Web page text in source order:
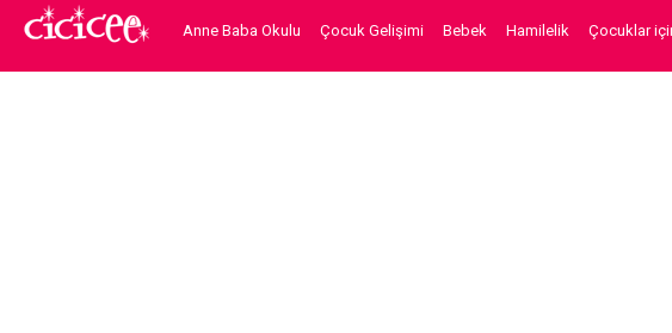
Anne Baba Okulu Çocuk Gelişimi Bebek Hamilelik Çocuklar